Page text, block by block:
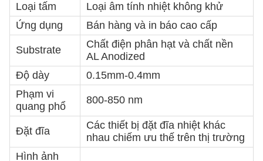
Loại tấm
Loại âm tính nhiệt không khử
Ứng dụng
Bán hàng và in báo cao cấp
Substrate
Chất điện phân hạt và chất nền
AL Anodized
Độ dày
0.15mm-0.4mm
Phạm vi
quang phổ
800-850 nm
Đặt đĩa
Các thiết bị đặt đĩa nhiệt khác
nhau chiếm ưu thế trên thị trường
Hình ảnh